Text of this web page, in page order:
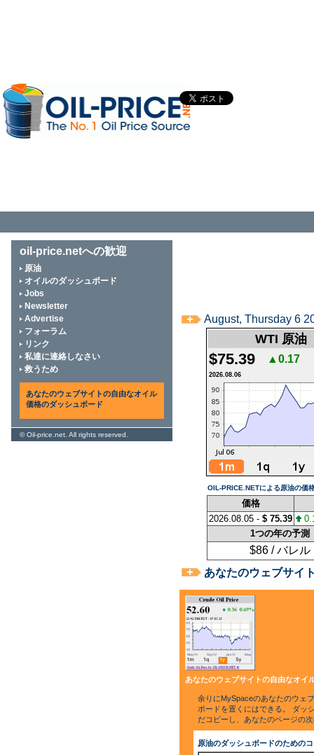
oil-price.netへの歓迎
原油
オイルのダッシュボード
Jobs
Newsletter
Advertise
フォーラム
リンク
私達に連絡しなさい
救うため
あなたのウェブサイトの自由なオイル
価格のダッシュボード
©Oil-price.net . All rights reserved.
August, Thursday 6
WTI 原油
$75.39 ▲0.17
2026.08.06
OIL-PRICE.NETによる原油の価
価格
2026.08.05 - $ 75.39
1つの年の予測
$86 / バレル
あなたのウェブサイ
あなたのウェブサイトの自由なオイ
余りにMySpaceのあなたのウェ
ボードを置くにはできる。 ダッ
だコピーし、あなたのページの
原油のダッシュボードのための